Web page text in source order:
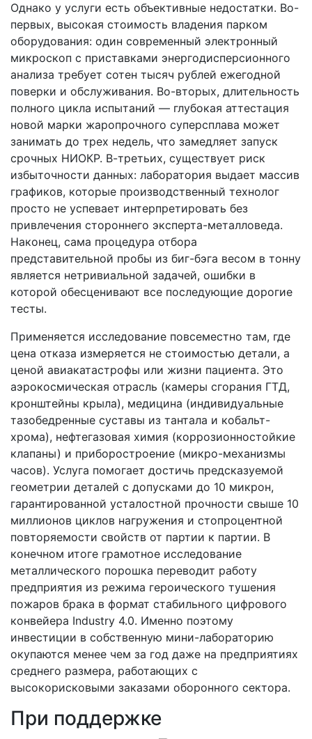
Однако у услуги есть объективные недостатки. Во-
первых, высокая стоимость владения парком
оборудования: один современный электронный
микроскоп с приставками энергодисперсионного
анализа требует сотен тысяч рублей ежегодной
поверки и обслуживания. Во-вторых, длительность
полного цикла испытаний — глубокая аттестация
новой марки жаропрочного суперсплава может
занимать до трех недель, что замедляет запуск
срочных НИОКР. В-третьих, существует риск
избыточности данных: лаборатория выдает массив
графиков, которые производственный технолог
просто не успевает интерпретировать без
привлечения стороннего эксперта-металловеда.
Наконец, сама процедура отбора
представительной пробы из биг-бэга весом в тонну
является нетривиальной задачей, ошибки в
которой обесценивают все последующие дорогие
тесты.
Применяется исследование повсеместно там, где
цена отказа измеряется не стоимостью детали, а
ценой авиакатастрофы или жизни пациента. Это
аэрокосмическая отрасль (камеры сгорания ГТД,
кронштейны крыла), медицина (индивидуальные
тазобедренные суставы из тантала и кобальт-
хрома), нефтегазовая химия (коррозионностойкие
клапаны) и приборостроение (микро-механизмы
часов). Услуга помогает достичь предсказуемой
геометрии деталей с допусками до 10 микрон,
гарантированной усталостной прочности свыше 10
миллионов циклов нагружения и стопроцентной
повторяемости свойств от партии к партии. В
конечном итоге грамотное исследование
металлического порошка переводит работу
предприятия из режима героического тушения
пожаров брака в формат стабильного цифрового
конвейера Industry 4.0. Именно поэтому
инвестиции в собственную мини-лабораторию
окупаются менее чем за год даже на предприятиях
среднего размера, работающих с
высокорисковыми заказами оборонного сектора.
При поддержке